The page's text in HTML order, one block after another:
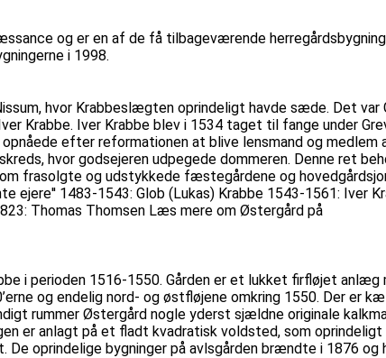
og er en af de få tilbageværende
i 1998.
hvor Krabbeslægten oprindeligt havde sæde. Det var
Krabbe. Iver Krabbe blev i 1534 taget til fange under
efter reformationen at blive lensmand og
hvor godsejeren udpegede dommeren. Denne ret
frasolgte og udstykkede fæstegårdene og
1483-1543: Glob (Lukas) Krabbe 1543-1561: Iver
Thomas Thomsen Læs mere om Østergård på
i perioden 1516-1550. Gården er et lukket firfløjet
og endelig nord- og østfløjene omkring 1550. Der er
rummer Østergård nogle yderst sjældne originale
er anlagt på et fladt kvadratisk voldsted, som
oprindelige bygninger på avlsgården brændte i 1876